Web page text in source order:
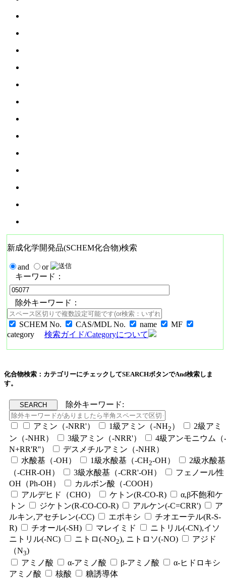
新成化学開発品(SCHEM化合物)検索
and
or
キーワード：
除外キーワード：
SCHEM No. CAS/MDL No. name
MF
category
検索ガイド/Categoryについて
化合物検索：カテゴリーにチェックしてSEARCHボタンでAnd検索しま
す。
除外キーワード:
アミン（-NRR'） 1級アミン（-NH2 ）
2級アミ
ン（-NHR）
3級アミン（-NRR'）
4級アンモニウム（-
N+RR'R''）
デスメチルアミン（-NHR）
水酸基（-OH）
1級水酸基（-CH2-OH）
2級水酸基
（-CHR-OH）
3級水酸基（-CRR'-OH）
フェノール性
OH（Ph-OH）
カルボン酸（-COOH）
アルデヒド（CHO）
ケトン(R-CO-R)
α,β不飽和ケ
トン
ジケトン(R-CO-CO-R) アルケン(-C=CRR')
ア
ルキン,アセチレン(-CC)
エポキシ
チオエーテル(R-S-
R)
チオール(-SH) マレイミド
ニトリル(-CN),イソ
ニトリル(-NC)
ニトロ(-NO2), ニトロソ(-NO)
アジド
（N3)
アミノ酸
α-アミノ酸 β-アミノ酸
α-ヒドロキシ
アミノ酸
核酸 糖誘導体